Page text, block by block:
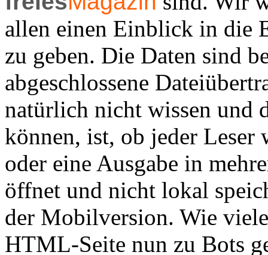
allen einen Einblick in die
zu geben. Die Daten sind
abgeschlossene
natürlich nicht wissen und
können, ist, ob jeder
oder eine Ausgabe in
öffnet und nicht lokal
der Mobilversion. Wie
HTML-Seite nun zu Bots